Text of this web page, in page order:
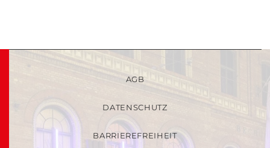
AGB
DATENSCHUTZ
BARRIEREFREIHEIT